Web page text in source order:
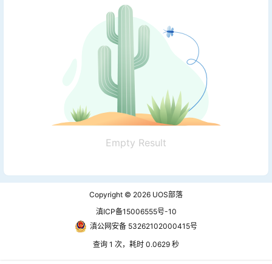
Empty Result
Copyright © 2026 UOS部落
滇ICP备15006555号-10
滇公网安备 53262102000415号
查询 1 次，耗时 0.0629 秒